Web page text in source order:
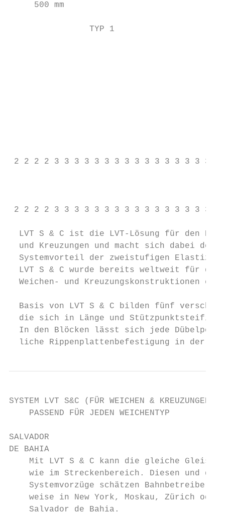
     500 mm
TYP 1
2 2 2 2 3 3 3 3 3 3 3 3 3 3 3 3 3 3 3 3 3
2 2 2 2 3 3 3 3 3 3 3 3 3 3 3 3 3 3 3 3
LVT S & C ist die LVT-Lösung für den
und Kreuzungen und macht sich dabei den
Systemvorteil der zweistufigen
LVT S & C wurde bereits weltweit für
Weichen- und Kreuzungskonstruktionen
Basis von LVT S & C bilden fünf
die sich in Länge und
In den Blöcken lässt sich jede
liche Rippenplattenbefestigung in der
SYSTEM LVT S&C (FÜR WEICHEN & KREUZUNGEN)
    PASSEND FÜR JEDEN WEICHENTYP
SALVADOR
DE BAHIA
Mit LVT S & C kann die gleiche
wie im Streckenbereich. Diesen und die
Systemvorzüge schätzen Bahnbetreiber
weise in New York, Moskau, Zürich oder
    Salvador de Bahia.